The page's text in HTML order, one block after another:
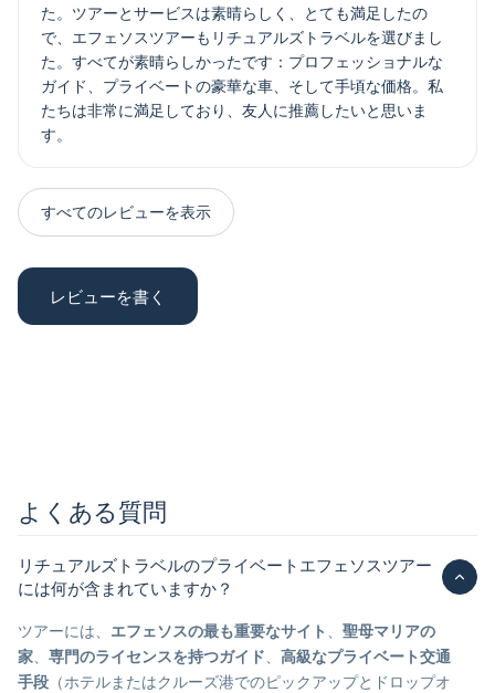
た。ツアーとサービスは素晴らしく、とても満足したの
で、エフェソスツアーもリチュアルズトラベルを選びまし
た。すべてが素晴らしかったです：プロフェッショナルな
ガイド、プライベートの豪華な車、そして手頃な価格。私
たちは非常に満足しており、友人に推薦したいと思いま
す。
すべてのレビューを表示
レビューを書く
よくある質問
リチュアルズトラベルのプライベートエフェソスツアー
には何が含まれていますか？
ツアーには、 エフェソスの最も重要なサイト 、 聖母マリアの
家、 専門のライセンスを持つガイド、 高級なプライベート交通
手段 （ホテルまたはクルーズ港でのピックアップとドロップオ